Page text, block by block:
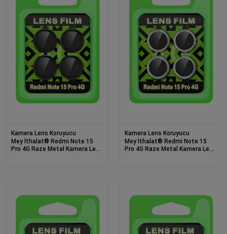
Kamera Lens Koruyucu
Mey İthalat® Redmi Note 15
Pro 4G Raze Metal Kamera Lens
Kamera Lens Koruyucu
Mey İthalat® Redmi Note 15
Pro 4G Raze Metal Kamera Lens